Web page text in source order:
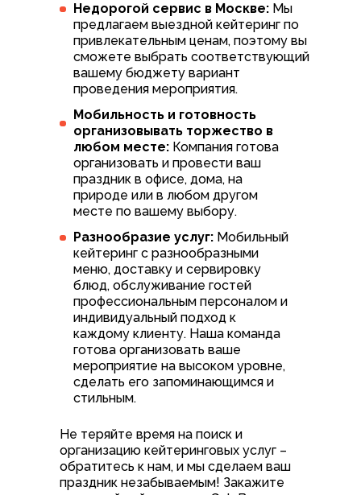
Не теряйте время на поиск и
организацию кейтеринговых услуг –
обратитесь к нам, и мы сделаем ваш
праздник незабываемым! Закажите
Недорогой сервис в Москве: Мы
предлагаем выездной кейтеринг по
привлекательным ценам, поэтому вы
сможете выбрать соответствующий
вашему бюджету вариант
проведения мероприятия.
Мобильность и готовность
организовывать торжество в
любом месте: Компания готова
организовать и провести ваш
праздник в офисе, дома, на
природе или в любом другом
месте по вашему выбору.
Разнообразие услуг: Мобильный
кейтеринг с разнообразными
меню, доставку и сервировку
блюд, обслуживание гостей
профессиональным персоналом и
индивидуальный подход к
каждому клиенту. Наша команда
готова организовать ваше
мероприятие на высоком уровне,
сделать его запоминающимся и
стильным.